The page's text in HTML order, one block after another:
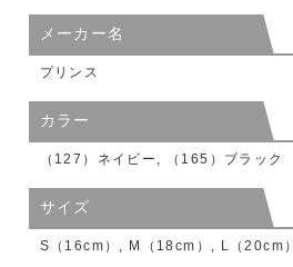
メーカー名
プリンス
カラー
（127）ネイビー, （165）ブラック
サイズ
S（16cm）, M（18cm）, L（20cm）